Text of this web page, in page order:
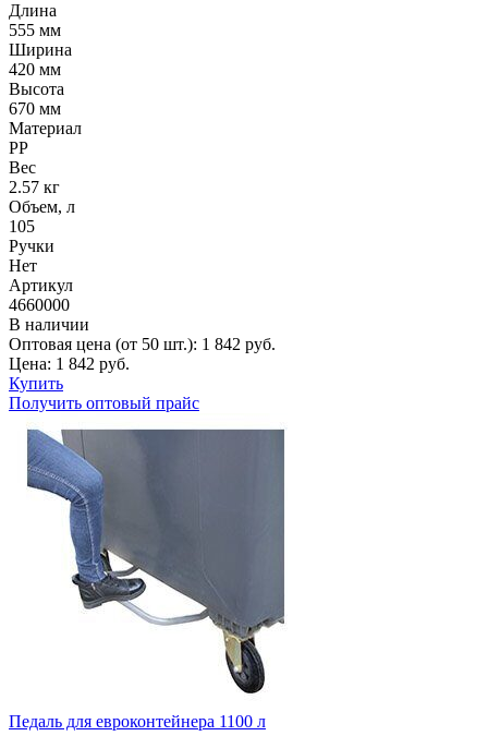
Длина
555 мм
Ширина
420 мм
Высота
670 мм
Материал
PP
Вес
2.57 кг
Объем, л
105
Ручки
Нет
Артикул
4660000
В наличии
Оптовая цена (от 50 шт.): 1 842 руб.
Цена: 1 842 руб.
Купить
Получить оптовый прайс
Педаль для евроконтейнера 1100 л